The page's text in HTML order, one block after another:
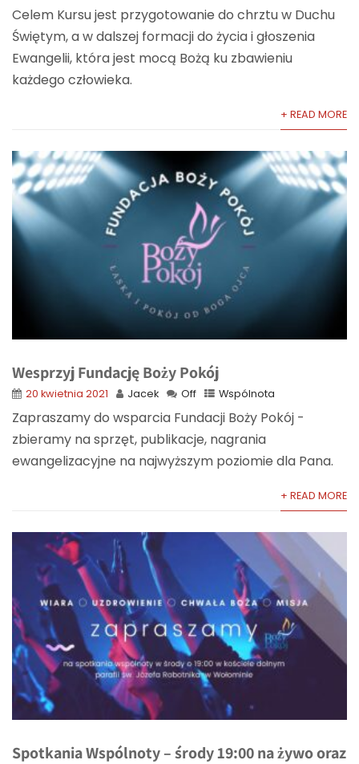
Celem Kursu jest przygotowanie do chrztu w Duchu
Świętym, a w dalszej formacji do życia i głoszenia
Ewangelii, która jest mocą Bożą ku zbawieniu
każdego człowieka.
+ READ MORE
Wesprzyj Fundację Boży Pokój
20 kwietnia 2021 Jacek Off Wspólnota
Zapraszamy do wsparcia Fundacji Boży Pokój -
zbieramy na sprzęt, publikacje, nagrania
ewangelizacyjne na najwyższym poziomie dla Pana.
+ READ MORE
Spotkania Wspólnoty – środy 19:00 na żywo oraz